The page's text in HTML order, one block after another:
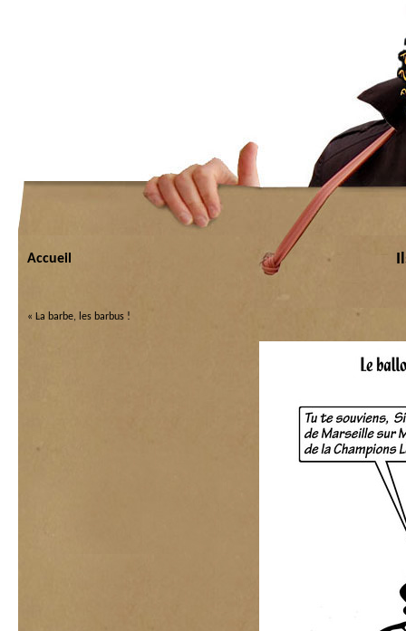
Accueil
« La barbe, les barbus !